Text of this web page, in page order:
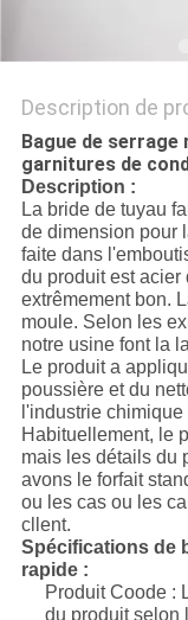
Description de
Bague de
garnitures de
Description :
La bride de tuyau
de dimension pour
faite dans
du produit est
extrêmement bon.
moule. Selon les
notre usine font la
Le produit a
poussière et du
l'industrie
Habituellement, le
mais les détails du
avons le forfait
ou les cas ou les
cllent.
Spécifications de
rapide :
Produit Coode :
du produit selon